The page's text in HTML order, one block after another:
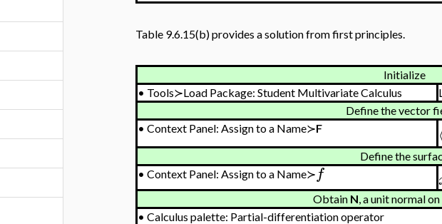
Table 9.6.15(b) provides a solution from first principles.
Initialize
• Tools≻Load Package: Student Multivariate Calculus
Define the vector
• Context Panel: Assign to a Name≻F
Define the
• Context Panel: Assign to a Name≻f
Obtain N, a unit normal
• Calculus palette: Partial-differentiation operator